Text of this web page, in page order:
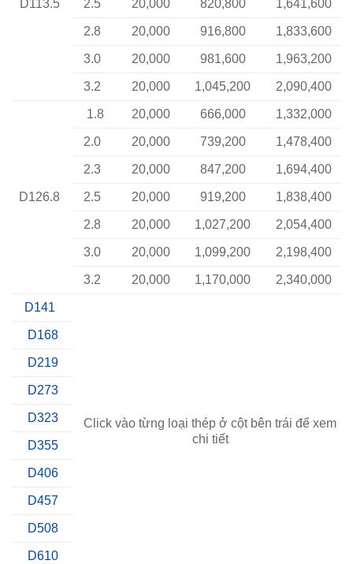
D113.5 2.5 20,000 820,800 1,641,600
2.8 20,000 916,800 1,833,600
3.0 20,000 981,600 1,963,200
3.2 20,000 1,045,200 2,090,400
D126.8
1.8 20,000 666,000 1,332,000
2.0 20,000 739,200 1,478,400
2.3 20,000 847,200 1,694,400
2.5 20,000 919,200 1,838,400
2.8 20,000 1,027,200 2,054,400
3.0 20,000 1,099,200 2,198,400
3.2 20,000 1,170,000 2,340,000
D141
Click vào từng loại thép ở cột bên trái để xem
chi tiết
D168
D219
D273
D323
D355
D406
D457
D508
D610